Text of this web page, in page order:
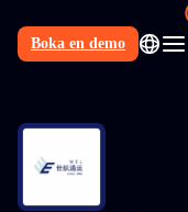
Boka en demo